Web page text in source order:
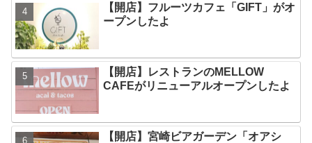
【開店】フルーツカフェ「GIFT」がオ
ープンしたよ
【開店】レストランのMELLOW
CAFEがリニューアルオープンしたよ
【開店】宮崎ビアガーデン「オアシ